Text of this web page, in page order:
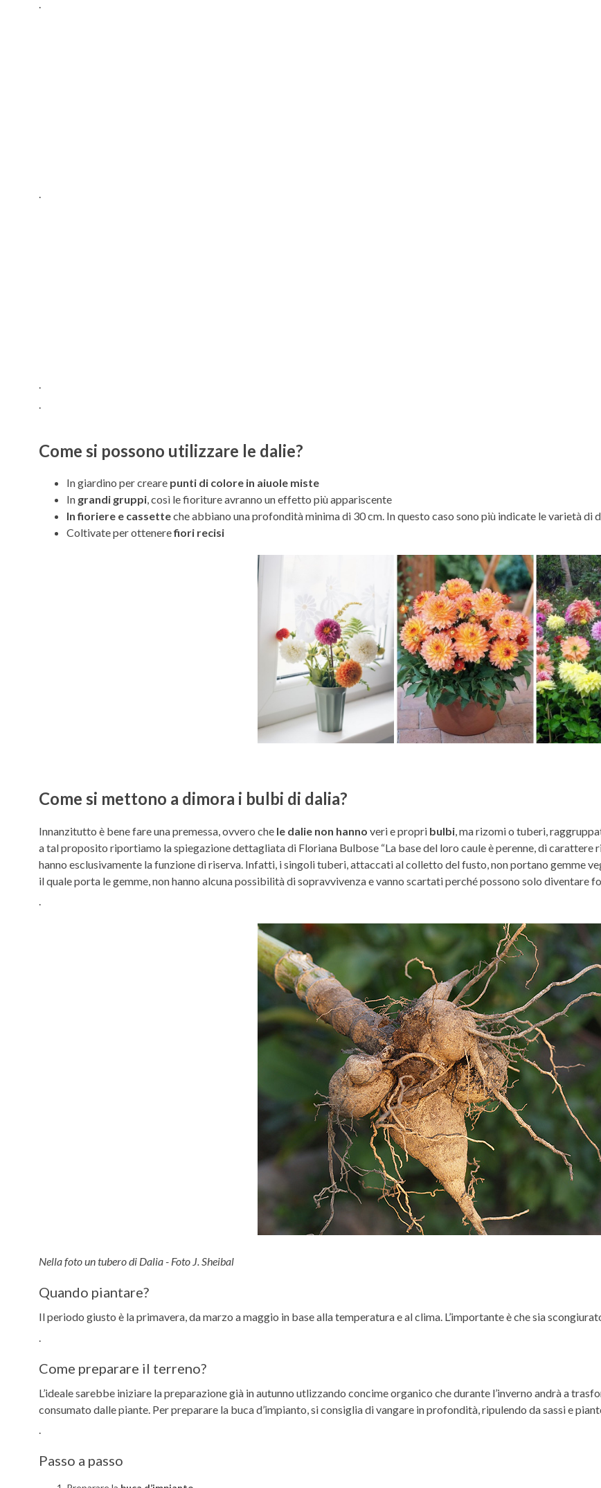
.
.
Come si possono utilizzare le dalie?
In giardino per creare punti di colore in aiuole miste
In grandi gruppi, così le fioriture avranno un effetto più appariscente
In fioriere e cassetteche abbiano una profondità minima di 30 cm. In questo caso sono più indicate le varietà di
Coltivate per ottenerefiori recisi
Come si mettono a dimora i bulbi di dalia?
Innanzitutto è bene fare una premessa, ovvero che le dalie non hanno veri e propri bulbi , ma rizomi o tuberi,
a tal proposito riportiamo la spiegazione dettagliata di Floriana Bulbose “La base del loro caule è perenne, di
hanno esclusivamente la funzione di riserva. Infatti, i singoli tuberi, attaccati al colletto del fusto, non portano gemme
il quale porta le gemme, non hanno alcuna possibilità di sopravvivenza e vanno scartati perché possono solo diventare
.
Nella foto un tubero di Dalia - Foto J. Sheibal
Quando piantare?
Il periodo giusto è la primavera, da marzo a maggio in base alla temperatura e al clima. L’importante è che sia
Come preparare il terreno?
L’ideale sarebbe iniziare la preparazione già in autunno utlizzando concime organico che durante l’inverno andrà a
consumato dalle piante. Per preparare la buca d’impianto, si consiglia di vangare in profondità, ripulendo da sassi e
.
Passo a passo